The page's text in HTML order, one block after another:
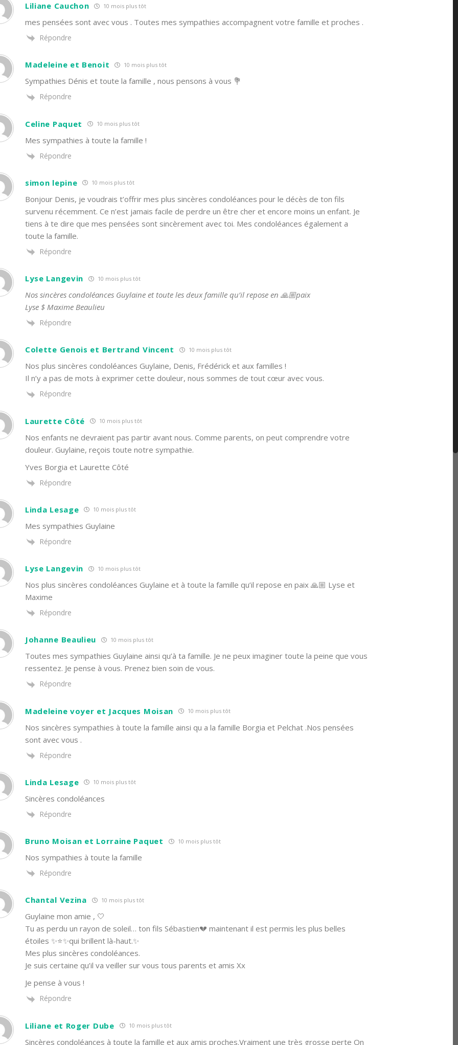
Liliane Cauchon 10 mois plus tôt
mes pensées sont avec vous . Toutes mes sympathies accompagnent votre famille et proches .
Répondre
Madeleine et Benoit 10 mois plus tôt
Sympathies Dénis et toute la famille , nous pensons à vous 💐
Répondre
Celine Paquet 10 mois plus tôt
Mes sympathies à toute la famille !
Répondre
simon lepine 10 mois plus tôt
Bonjour Denis, je voudrais t’offrir mes plus sincères condoléances pour le décès de ton fils
survenu récemment. Ce n’est jamais facile de perdre un être cher et encore moins un enfant. Je
tiens à te dire que mes pensées sont sincèrement avec toi. Mes condoléances également a
toute la famille.
Répondre
Lyse Langevin 10 mois plus tôt
Nos sincères condoléances Guylaine et toute les deux famille qu’il repose en 🙏🏼paix
Lyse $ Maxime Beaulieu
Répondre
Colette Genois et Bertrand Vincent 10 mois plus tôt
Nos plus sincères condoléances Guylaine, Denis, Frédérick et aux familles !
Il n’y a pas de mots à exprimer cette douleur, nous sommes de tout cœur avec vous.
Répondre
Laurette Côté 10 mois plus tôt
Nos enfants ne devraient pas partir avant nous. Comme parents, on peut comprendre votre
douleur. Guylaine, reçois toute notre sympathie.
Yves Borgia et Laurette Côté
Répondre
Linda Lesage 10 mois plus tôt
Mes sympathies Guylaine
Répondre
Lyse Langevin 10 mois plus tôt
Nos plus sincères condoléances Guylaine et à toute la famille qu’il repose en paix 🙏🏼 Lyse et
Maxime
Répondre
Johanne Beaulieu 10 mois plus tôt
Toutes mes sympathies Guylaine ainsi qu’à ta famille. Je ne peux imaginer toute la peine que vous
ressentez. Je pense à vous. Prenez bien soin de vous.
Répondre
Madeleine voyer et Jacques Moisan 10 mois plus tôt
Nos sincères sympathies à toute la famille ainsi qu a la famille Borgia et Pelchat .Nos pensées
sont avec vous .
Répondre
Linda Lesage 10 mois plus tôt
Sincères condoléances
Répondre
Bruno Moisan et Lorraine Paquet 10 mois plus tôt
Nos sympathies à toute la famille
Répondre
Chantal Vezina 10 mois plus tôt
Guylaine mon amie , 🤍
Tu as perdu un rayon de soleil… ton fils Sébastien💔 maintenant il est permis les plus belles
étoiles ✨️⭐️✨️qui brillent là-haut.✨️
Mes plus sincères condoléances.
Je suis certaine qu’il va veiller sur vous tous parents et amis Xx
Je pense à vous !
Répondre
Liliane et Roger Dube 10 mois plus tôt
Sincères condoléances à toute la famille et aux amis proches.Vraiment une très grosse perte On